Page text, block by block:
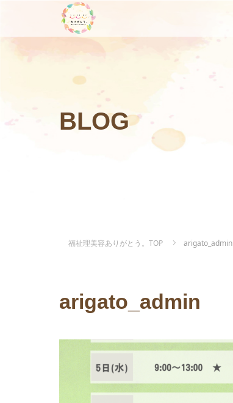
BLOG
福祉理美容ありがとう。TOP arigato_admin
arigato_admin